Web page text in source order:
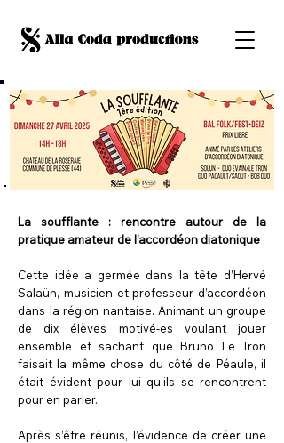
La soufflante : rencontre autour de la
pratique amateur de l’accordéon diatonique
Cette idée a germée dans la tête d’Hervé
Salaün, musicien et professeur d’accordéon
dans la région nantaise. Animant un groupe
de dix élèves motivé-es voulant jouer
ensemble et sachant que Bruno Le Tron
faisait la même chose du côté de Péaule, il
était évident pour lui qu’ils se rencontrent
pour en parler.
Après s’être réunis, l’évidence de créer une